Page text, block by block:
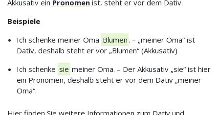
Akkusativ ein Pronomen ist, steht er vor dem Dativ.
Beispiele
Ich schenke meiner Oma Blumen. – „meiner Oma“ ist
Dativ, deshalb steht er vor „Blumen“ (Akkusativ)
Ich schenke sie meiner Oma. – Der Akkusativ „sie“ ist hier
ein Pronomen, deshalb steht er vor dem Dativ „meiner
Oma“.